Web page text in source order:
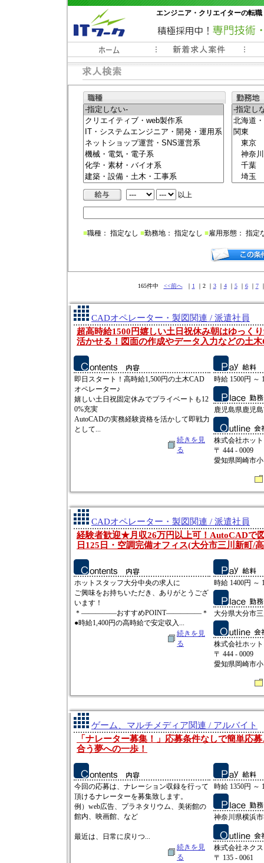
エンジニア・クリエイターの転
常時3000件以上の求人情報掲載中
以上
■職種： 指定なし ■勤務地： 指定なし ■雇用形態： 指定
165件中 <<前へ｜ 1 ｜2 ｜ 3｜ 4｜ 5｜ 6｜ 7
CADオペレーター・製図関連 / 派遣社員
超高時給1500円嬉しい土日祝休み朝はゆっく
活かせる！図面の作成やデータ入力などの土
即日スタート！高時給1,500円の土木CAD
オペレーター♪
嬉しい土日祝固定休みでプライベートも12
0%充実
AutoCADの実務経験資格を活かして即戦力
として...
続きを見
る
時給 1500円 ～
鹿児島県鹿児
株式会社ホッ
〒 444 - 0009
愛知県岡崎市
CADオペレーター・製図関連 / 派遣社員
経験者歓迎★月収26万円以上可！AutoCADで
日125日・空調完備オフィス(大分市三川新町/
ホットスタッフ大分中央の求人に
ご興味をお持ちいただき、ありがとうござ
います！
＊―――――おすすめPOINT―――――＊
●時給1,400円の高時給で安定収入...
続きを見
る
時給 1400円 ～
大分県大分市
株式会社ホッ
〒 444 - 0009
愛知県岡崎市
ゲーム、マルチメディア関連 / アルバイト
「ナレーター募集！」応募条件なしで簡単応
合う夢への一歩！
今回の応募は、ナレーション収録を行って
頂けるナレーターを募集致します。
例）web広告、プラネタリウム、美術館の
館内、映画館、など
最近は、日常に戻りつ...
続きを見
る
時給 1350円 ～
神奈川県横浜
株式会社ネク
〒 135 - 0061